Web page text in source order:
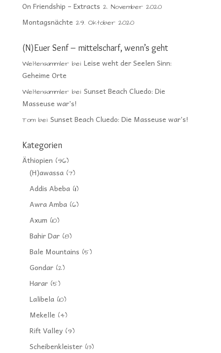
On Friendship – Extracts 2. November 2020
Montagsnächte 29. Oktober 2020
(N)Euer Senf – mittelscharf, wenn’s geht
Weltensammlerbei Leise weht der Seelen Sinn:
Geheime Orte
Weltensammlerbei Sunset Beach Cluedo: Die
Masseuse war’s!
Tombei Sunset Beach Cluedo: Die Masseuse war’s!
Kategorien
Äthiopien (96)
(H)awassa(7)
Addis Abeba(11)
Awra Amba(6)
Axum (10)
Bahir Dar(8)
Bale Mountains (5)
Gondar(2)
Harar(5)
Lalibela(10)
Mekelle (4)
Rift Valley(9)
Scheibenkleister(13)